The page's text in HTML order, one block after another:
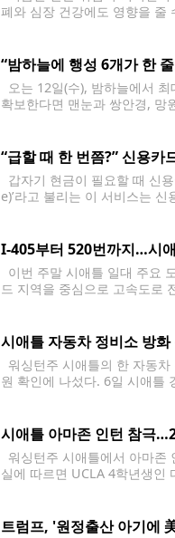
폐와 심장 건강에도 영향을
“밤하늘에 행성 6개가 한
오는 12일(수), 밤하늘에서
확보한다면 맨눈과 쌍안경, 망
“급할 때 한 번쯤?” 신용카
갑자기 현금이 필요할 때 신
e)’라고 불리는 이 서비스는
I-405부터 520번까지…시애
이번 주말 시애틀 일대 주요
드 지역을 중심으로 고속도로
시애틀 자동차 정비소 방
워싱턴주 시애틀의 한 자동
원 확인에 나섰다. 6일 시애틀
시애틀 아마존 인턴 참극
워싱턴주 시애틀에서 아마존
실에 따르면 UCLA 4학년생인
트럼프, '원정출산 아기에